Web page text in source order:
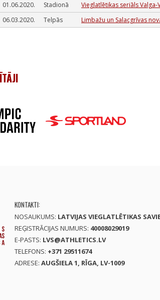
01.06.2020. Stadionā Vieglatlētikas seriāls Valga-
06.03.2020. Telpās Limbažu un Salacgrīvas
KONTAKTI:
NOSAUKUMS: LATVIJAS VIEGLATLĒTIKAS
REĢISTRĀCIJAS NUMURS: 40008029019
E-PASTS: LVS@ATHLETICS.LV
TELEFONS: +371 29511674
ADRESE: AUGŠIELA 1, RĪGA, LV-1009